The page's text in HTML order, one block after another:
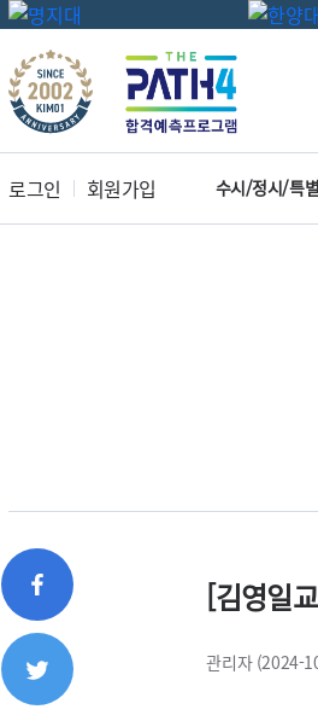
로그인 회원가입 수시/정시/특
[김영일
관리자 (2024-